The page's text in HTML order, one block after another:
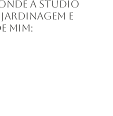
a Studio
e
mim: